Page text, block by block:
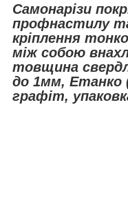
Самонарізи
профнастилу
кріплення
між собою
товщина
до 1мм, Етанко
графіт,